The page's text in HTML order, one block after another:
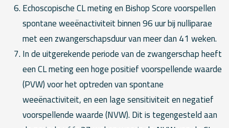
Echoscopische CL meting en Bishop Score voorspellen
spontane weeënactiviteit binnen 96 uur bij nulliparae
met een zwangerschapsduur van meer dan 41 weken.
In de uitgerekende periode van de zwangerschap heeft
een CL meting een hoge positief voorspellende waarde
(PVW) voor het optreden van spontane
weeënactiviteit, en een lage sensitiviteit en negatief
voorspellende waarde (NVW). Dit is tegengesteld aan